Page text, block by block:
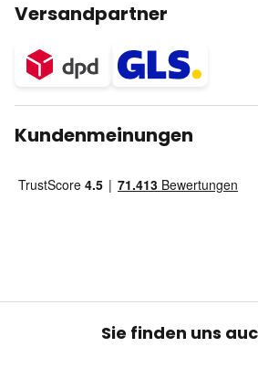
Versandpartner
Kundenmeinungen
Sie finden uns